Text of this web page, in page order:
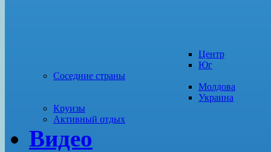
Центр
Юг
Соседние страны
Молдова
Украина
Круизы
Активный отдых
Видео